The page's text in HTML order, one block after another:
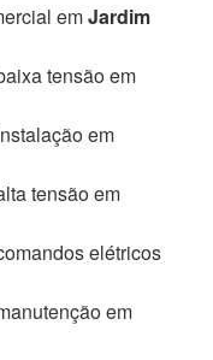
emJardim
tensão em
em
tensão em
elétricos
em